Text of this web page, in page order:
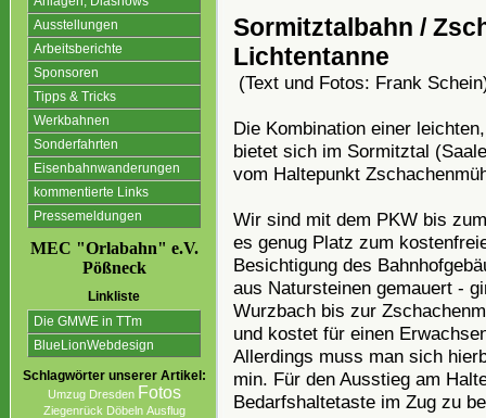
Ausstellungen
Arbeitsberichte
Sponsoren
Tipps & Tricks
Werkbahnen
Sonderfahrten
Eisenbahnwanderungen
kommentierte Links
Pressemeldungen
MEC "Orlabahn" e.V.
Pößneck
Linkliste
Die GMWE in TTm
BlueLionWebdesign
Schlagwörter unserer Artikel:
Umzug Dresden Fotos
Ziegenrück Döbeln Ausflug
Sormitztalbahn /
Lichtentanne
(Text und Fotos: Frank
Die Kombination einer
bietet sich im Sormitztal
vom Haltepunkt
Wir sind mit dem PKW bis
es genug Platz zum
Besichtigung des
aus Natursteinen gemauert -
Wurzbach bis zur
und kostet für einen
Allerdings muss man sich
min. Für den Ausstieg am
Bedarfshaltetaste im Zug zu